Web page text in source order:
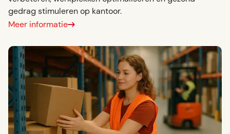
gedrag stimuleren op kantoor.
Meer informatie